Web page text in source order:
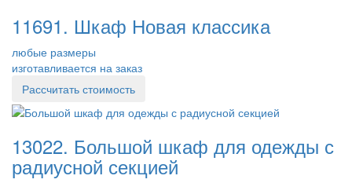
11691. Шкаф Новая классика
любые размеры
изготавливается на заказ
Рассчитать стоимость
13022. Большой шкаф для одежды с
радиусной секцией